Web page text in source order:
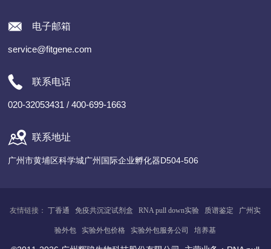
电子邮箱
service@fitgene.com
联系电话
020-32053431 / 400-699-1663
联系地址
广州市黄埔区科学城广州国际企业孵化器D504-506
友情链接：丁香通 免疫共沉淀试剂盒 RNA pull down实验 质谱鉴定 广州实
验外包 实验外包价格 实验外包服务公司 培养基